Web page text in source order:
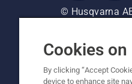
© Husqvarna
Cookiepolicy
Cookies
By clicking “Accept
device to enhance site